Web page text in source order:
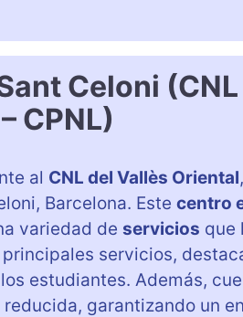
Celoni
CPNL)
al CNL del Vallès Oriental
Barcelona. Este centro
variedad de servicios que
servicios,
estudiantes. Además,
garantizando un